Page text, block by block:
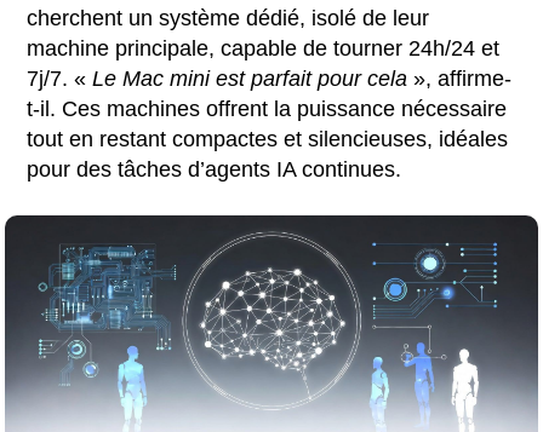
cherchent un système dédié, isolé de leur
machine principale, capable de tourner 24h/24 et
7j/7. «Le Mac mini est parfait pour cela », affirme-
t-il. Ces machines offrent la puissance nécessaire
tout en restant compactes et silencieuses, idéales
pour des tâches d’agents IA continues.